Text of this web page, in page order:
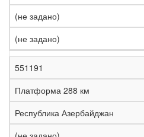
(не задано)
(не задано)
551191
Платформа 288 км
Республика Азербайджан